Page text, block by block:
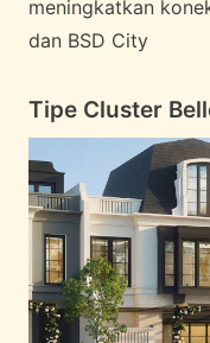
meningkatkan
dan BSD City
Tipe Cluster